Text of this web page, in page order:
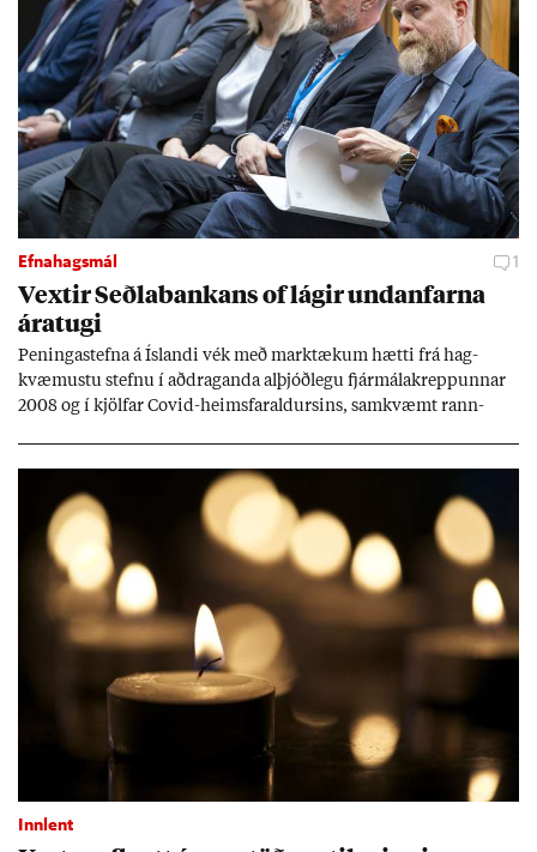
Efnahagsmál 1
Vext­ir Seðla­bank­ans of lág­ir und­an­farna
ára­tugi
Pen­inga­stefna á Ís­landi vék með mark­tæk­um hætti frá hag­
kvæm­ustu stefnu í að­drag­anda al­þjóð­legu fjár­málakrepp­unn­ar
2008 og í kjöl­far Covid-heims­far­ald­urs­ins, sam­kvæmt rann­
Innlent